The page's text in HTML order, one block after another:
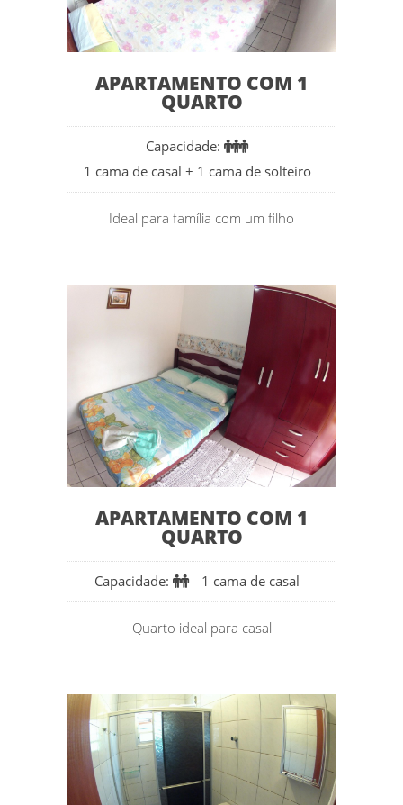
APARTAMENTO COM 1
QUARTO
Capacidade:
1 cama de casal + 1 cama de solteiro
Ideal para família com um filho
APARTAMENTO COM 1
QUARTO
Capacidade: 1 cama de casal
Quarto ideal para casal